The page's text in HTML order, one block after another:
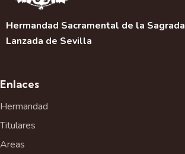
Hermandad Sacramental de la Sagrada
Lanzada de Sevilla
Enlaces
Hermandad
Titulares
Areas